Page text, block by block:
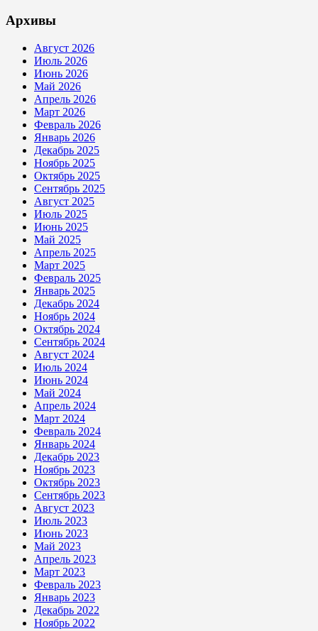
Архивы
Август 2026
Июль 2026
Июнь 2026
Май 2026
Апрель 2026
Март 2026
Февраль 2026
Январь 2026
Декабрь 2025
Ноябрь 2025
Октябрь 2025
Сентябрь 2025
Август 2025
Июль 2025
Июнь 2025
Май 2025
Апрель 2025
Март 2025
Февраль 2025
Январь 2025
Декабрь 2024
Ноябрь 2024
Октябрь 2024
Сентябрь 2024
Август 2024
Июль 2024
Июнь 2024
Май 2024
Апрель 2024
Март 2024
Февраль 2024
Январь 2024
Декабрь 2023
Ноябрь 2023
Октябрь 2023
Сентябрь 2023
Август 2023
Июль 2023
Июнь 2023
Май 2023
Апрель 2023
Март 2023
Февраль 2023
Январь 2023
Декабрь 2022
Ноябрь 2022